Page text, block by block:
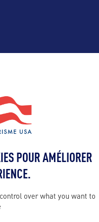
LOIN
Contact presse
POUR AMÉLIORER
over what you want to